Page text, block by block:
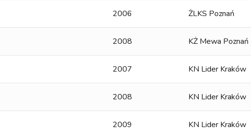
2006 ŻLKS Poznań
2008 KŻ Mewa Poznań
2007 KN Lider Kraków
2008 KN Lider Kraków
2009 KN Lider Kraków